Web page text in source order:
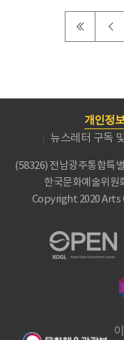
개인정
뉴스레터 구독
(58326) 전남광주통합특
한국문화예술위원
Copyright 2020 Arts